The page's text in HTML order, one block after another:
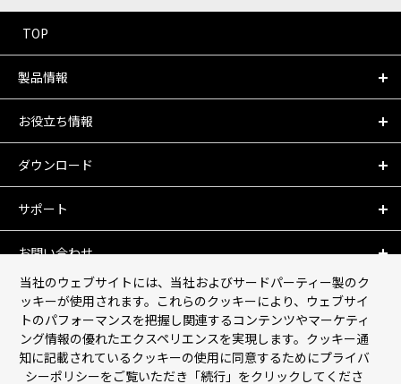
当社のウェブサイトには、当社およびサードパーティー製のク
ッキーが使用されます。これらのクッキーにより、ウェブサイ
トのパフォーマンスを把握し関連するコンテンツやマーケティ
ング情報の優れたエクスペリエンスを実現します。クッキー通
知に記載されているクッキーの使用に同意するためにプライバ
シーポリシーをご覧いただき「続行」をクリックしてくださ
TOP
製品情報
お役立ち情報
ダウンロード
サポート
お問い合わせ
会社情報
個人情報保護について